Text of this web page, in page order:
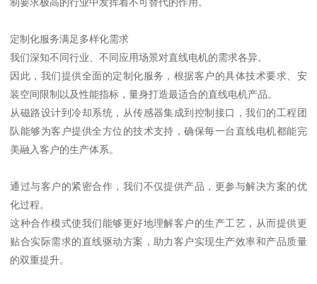
定制化服务满足多样化需求
我们深知不同行业、不同应用场景对直线电机的需求各异。
因此，我们提供全面的定制化服务，根据客户的具体技术要求、安
装空间限制以及性能指标，量身打造最适合的直线电机产品。
从磁路设计到冷却系统，从传感器集成到控制接口，我们的工程团
队能够为客户提供全方位的技术支持，确保每一台直线电机都能完
美融入客户的生产体系。
通过与客户的紧密合作，我们不仅提供产品，更参与解决方案的优
化过程。
这种合作模式使我们能够更好地理解客户的生产工艺，从而提供更
贴合实际需求的直线驱动方案，助力客户实现生产效率和产品质量
的双重提升。